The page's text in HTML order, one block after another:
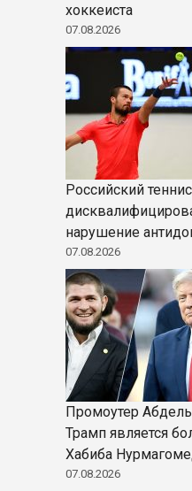
хоккеиста
07.08.2026
Российский
нарушение
07.08.2026
Промоутер
Трамп является
Хабиба
07.08.2026